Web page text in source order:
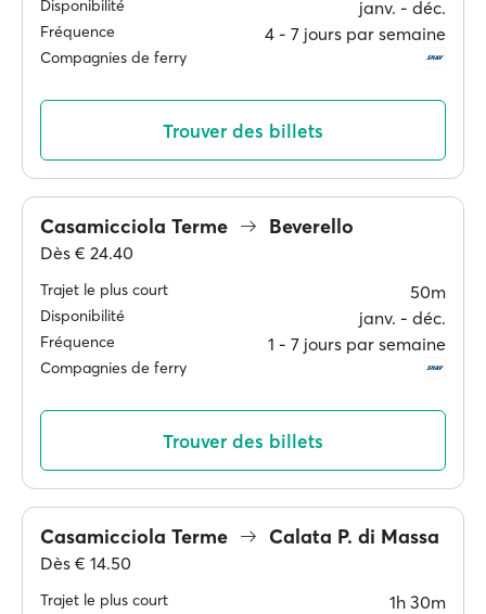
Disponibilité janv. ‐ déc.
Fréquence 4 ‐ 7 jours par semaine
Compagnies de ferry
Trouver des billets
Casamicciola Terme Beverello
Dès € 24.40
Trajet le plus court 50m
Disponibilité janv. ‐ déc.
Fréquence 1 ‐ 7 jours par semaine
Compagnies de ferry
Trouver des billets
Casamicciola Terme Calata P. di Massa
Dès € 14.50
Trajet le plus court 1h 30m